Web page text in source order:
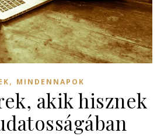
, MINDENNAPOK
akik hisznek